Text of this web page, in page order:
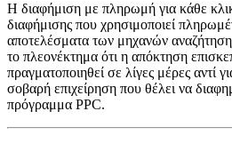
Η διαφήμιση με πληρωμή για κάθε
διαφήμισης που χρησιμοποιεί
αποτελέσματα των μηχανών
το πλεονέκτημα ότι η απόκτηση
πραγματοποιηθεί σε λίγες μέρες αντί
σοβαρή επιχείρηση που θέλει να
πρόγραμμα PPC.